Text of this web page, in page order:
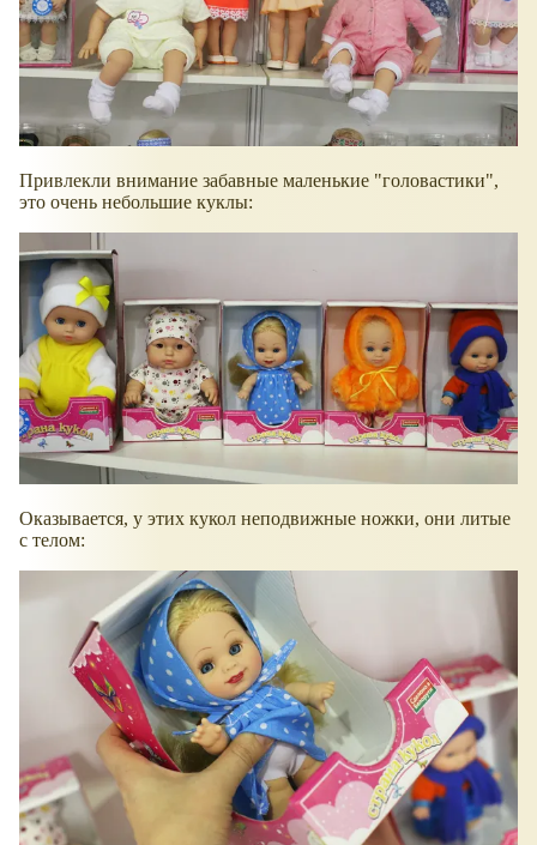
Привлекли внимание забавные маленькие "головастики",
это очень небольшие куклы:
Оказывается, у этих кукол неподвижные ножки, они литые
с телом: